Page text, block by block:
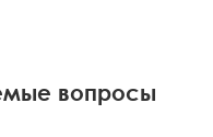
вопросы